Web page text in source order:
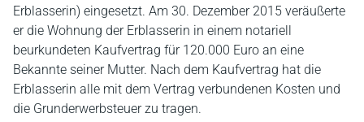
Erblasserin) eingesetzt. Am 30. Dezember 2015 veräußerte
er die Wohnung der Erblasserin in einem notariell
beurkundeten Kaufvertrag für 120.000 Euro an eine
Bekannte seiner Mutter. Nach dem Kaufvertrag hat die
Erblasserin alle mit dem Vertrag verbundenen Kosten und
die Grunderwerbsteuer zu tragen.